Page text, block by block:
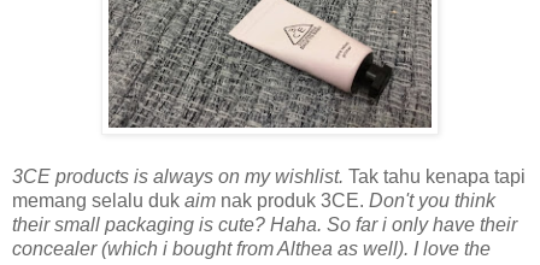
3CE products is always on my wishlist. Tak tahu kenapa tapi
memang selalu duk aim nak produk 3CE. Don't you think
their small packaging is cute? Haha. So far i only have their
concealer (which i bought from Althea as well). I love the